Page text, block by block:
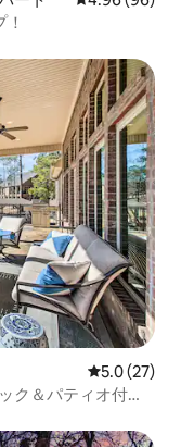
レビュー27
5.0 (27)
ク＆パティオ付